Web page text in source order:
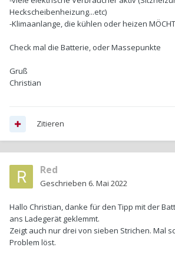
Heckscheibenheizung...etc)
-Klimaanlange, die kühlen oder heizen
Check mal die Batterie, oder Massepunkte
Gruß
Christian
Zitieren
Red
Geschrieben 6. Mai 2022
Hallo Christian, danke für den Tipp mit der
ans Ladegerät geklemmt.
Zeigt auch nur drei von sieben Strichen. Mal
Problem löst.